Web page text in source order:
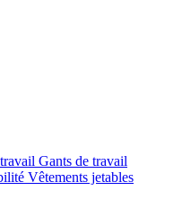
Gants de travail
Vêtements jetables